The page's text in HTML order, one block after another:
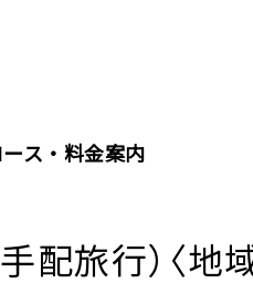
北海道ジャン
ース・料金案内
配旅行）〈地